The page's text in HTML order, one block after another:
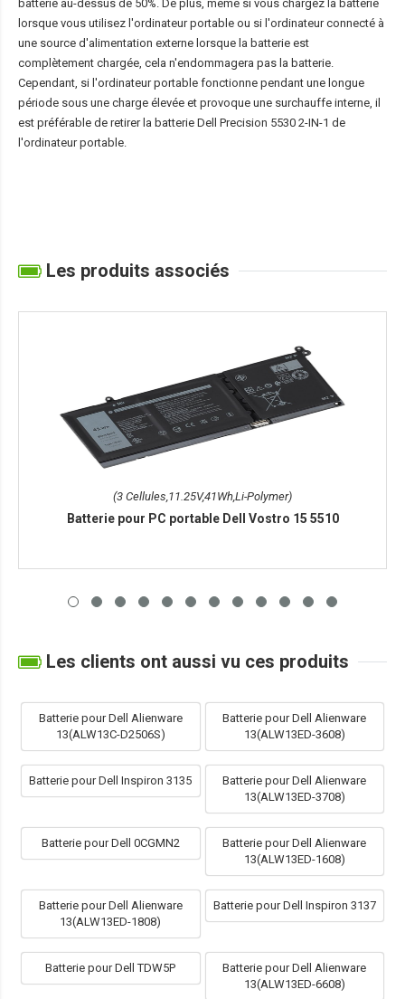
batterie au-dessus de 50%. De plus, même si vous chargez la batterie
lorsque vous utilisez l'ordinateur portable ou si l'ordinateur connecté à
une source d'alimentation externe lorsque la batterie est
complètement chargée, cela n'endommagera pas la batterie.
Cependant, si l'ordinateur portable fonctionne pendant une longue
période sous une charge élevée et provoque une surchauffe interne, il
est préférable de retirer la batterie Dell Precision 5530 2-IN-1 de
l'ordinateur portable.
Les produits associés
(3 Cellules,11.25V,41Wh,Li-Polymer)
Batterie pour PC portable Dell Vostro 15 5510
Les clients ont aussi vu ces produits
Batterie pour Dell Alienware
13(ALW13C-D2506S)
Batterie pour Dell Alienware
13(ALW13ED-3608)
Batterie pour Dell Inspiron 3135
Batterie pour Dell Alienware
13(ALW13ED-3708)
Batterie pour Dell 0CGMN2
Batterie pour Dell Alienware
13(ALW13ED-1608)
Batterie pour Dell Alienware
13(ALW13ED-1808)
Batterie pour Dell Inspiron 3137
Batterie pour Dell TDW5P
Batterie pour Dell Alienware
13(ALW13ED-6608)